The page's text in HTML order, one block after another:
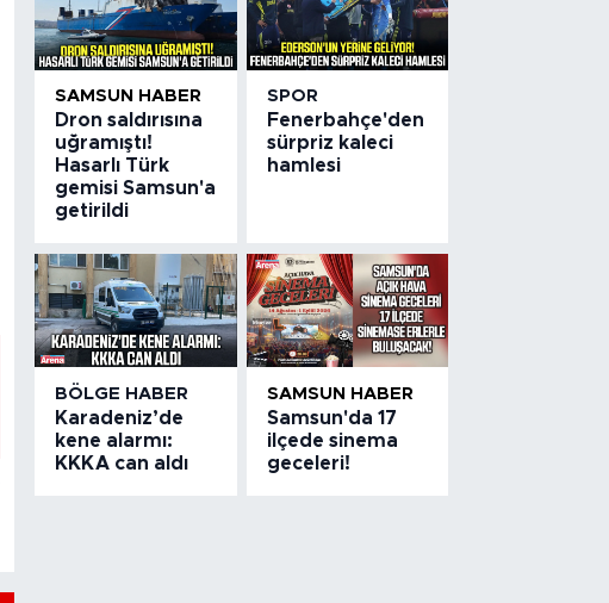
SAMSUN HABER
Dron saldırısına
uğramıştı!
Hasarlı Türk
gemisi Samsun'a
getirildi
SPOR
Fenerbahçe'den
sürpriz kaleci
hamlesi
BÖLGE HABER
Karadeniz’de
kene alarmı:
KKKA can aldı
SAMSUN HABER
Samsun'da 17
ilçede sinema
geceleri!